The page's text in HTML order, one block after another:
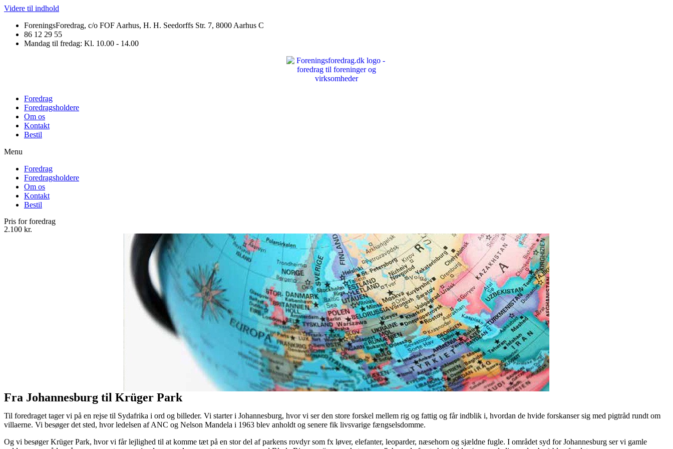
Videre til indhold
ForeningsForedrag, c/o FOF Aarhus, H. H. Seedorffs Str. 7, 8000 Aarhus C
86 12 29 55
Mandag til fredag: Kl. 10.00 - 14.00
Foredrag
Foredragsholdere
Om os
Kontakt
Bestil
Menu
Foredrag
Foredragsholdere
Om os
Kontakt
Bestil
Pris for foredrag
2.100 kr.
Fra Johannesburg til Krüger Park
Til foredraget tager vi på en rejse til Sydafrika i ord og billeder. Vi starter i Johannesburg, hvor vi ser den store forskel mellem rig og fattig og får indblik i, hvordan de hvide forskanser sig med pigtråd rundt om
villaerne. Vi besøger det sted, hvor ledelsen af ANC og Nelson Mandela i 1963 blev anholdt og senere fik livsvarige fængselsdomme.
Og vi besøger Krüger Park, hvor vi får lejlighed til at komme tæt på en stor del af parkens rovdyr som fx løver, elefanter, leoparder, næsehorn og sjældne fugle. I området syd for Johannesburg ser vi gamle